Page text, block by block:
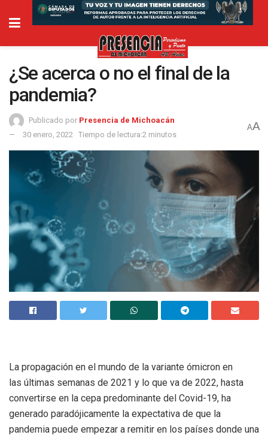
¿Se acerca o no el final de la
pandemia?
Publicado por Presencia de Michoacán
30 enero, 2022
Tiempo de lectura:2 minutos
AA
La propagación en el mundo de la variante ómicron en
las últimas semanas de 2021 y lo que va de 2022, hasta
convertirse en la cepa predominante del Covid-19, ha
generado paradójicamente la expectativa de que la
pandemia puede empezar a remitir en los países donde una